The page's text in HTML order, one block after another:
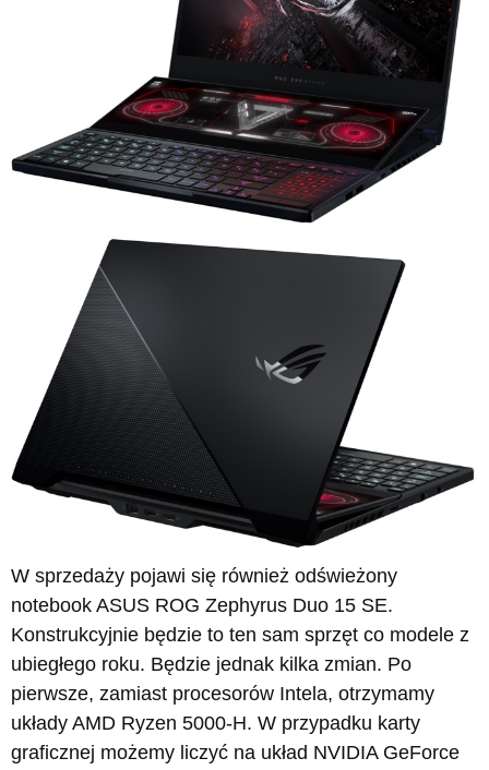
W sprzedaży pojawi się również odświeżony
notebook ASUS ROG Zephyrus Duo 15 SE.
Konstrukcyjnie będzie to ten sam sprzęt co modele z
ubiegłego roku. Będzie jednak kilka zmian. Po
pierwsze, zamiast procesorów Intela, otrzymamy
układy AMD Ryzen 5000-H. W przypadku karty
graficznej możemy liczyć na układ NVIDIA GeForce